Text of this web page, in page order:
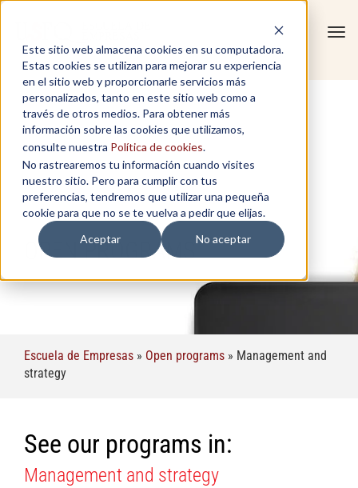
Este sitio web almacena cookies en su computadora.
Estas cookies se utilizan para mejorar su experiencia
en el sitio web y proporcionarle servicios más
personalizados, tanto en este sitio web como a
través de otros medios. Para obtener más
información sobre las cookies que utilizamos,
consulte nuestra Política de cookies.
No rastrearemos tu información cuando visites
nuestro sitio. Pero para cumplir con tus
preferencias, tendremos que utilizar una pequeña
cookie para que no se te vuelva a pedir que elijas.
Aceptar
No aceptar
OPEN PROGRAMS
Escuela de Empresas » Open programs » Management and
strategy
See our programs in:
Management and strategy